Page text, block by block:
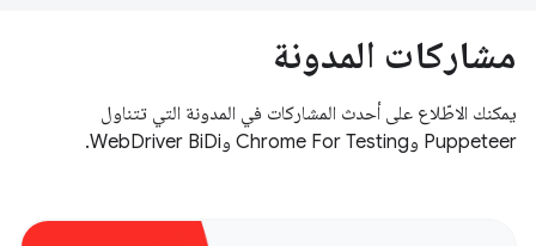
مشاركات المدونة
يمكنك الاطّلاع على أحدث المشاركات في المدونة التي تتناول
Puppeteer وChrome For Testing وWebDriver BiDi.